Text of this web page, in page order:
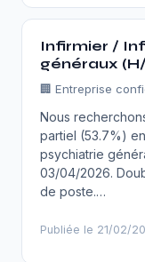
Infirmier /
généraux
🏢 Entreprise
Nous
partiel (53.7%)
psychiatrie
03/04/2026.
de poste.…
Publiée le 21/02/